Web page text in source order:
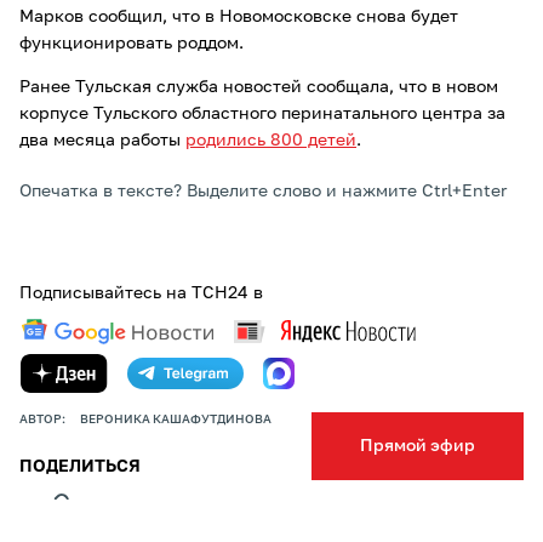
Прямой эфир
Марков сообщил, что в Новомосковске снова будет
функционировать роддом.
Ранее Тульская служба новостей сообщала, что в новом
корпусе Тульского областного перинатального центра за
два месяца работы родились 800 детей.
Опечатка в тексте? Выделите слово и нажмите Ctrl+Enter
Подписывайтесь на ТСН24 в
АВТОР: ВЕРОНИКА КАШАФУТДИНОВА
ПОДЕЛИТЬСЯ